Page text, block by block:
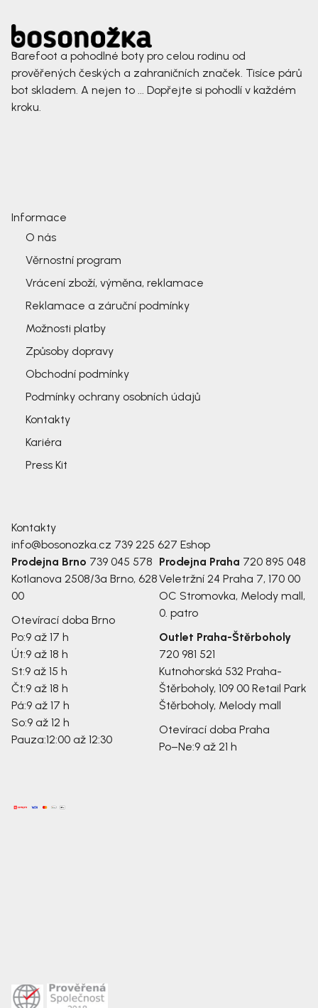
Barefoot a pohodlné boty pro celou rodinu od
prověřených českých a zahraničních značek. Tisíce párů
bot skladem. A nejen to ... Dopřejte si pohodlí v každém
kroku.
Informace
O nás
Věrnostní program
Vrácení zboží, výměna, reklamace
Reklamace a záruční podmínky
Možnosti platby
Způsoby dopravy
Obchodní podmínky
Podmínky ochrany osobních údajů
Kontakty
Kariéra
Press Kit
Kontakty
info@bosonozka.cz 739 225 627 Eshop
Prodejna Brno 739 045 578
Kotlanova 2508/3a Brno, 628
00
Otevírací doba Brno
Po:9 až 17 h
Út:9 až 18 h
St:9 až 15 h
Čt:9 až 18 h
Pá:9 až 17 h
So:9 až 12 h
Pauza:12:00 až 12:30
Prodejna Praha 720 895 048
Veletržní 24 Praha 7, 170 00
OC Stromovka, Melody mall,
0. patro
Outlet Praha-Štěrboholy
720 981 521
Kutnohorská 532 Praha-
Štěrboholy, 109 00 Retail Park
Štěrboholy, Melody mall
Otevírací doba Praha
Po–Ne:9 až 21 h